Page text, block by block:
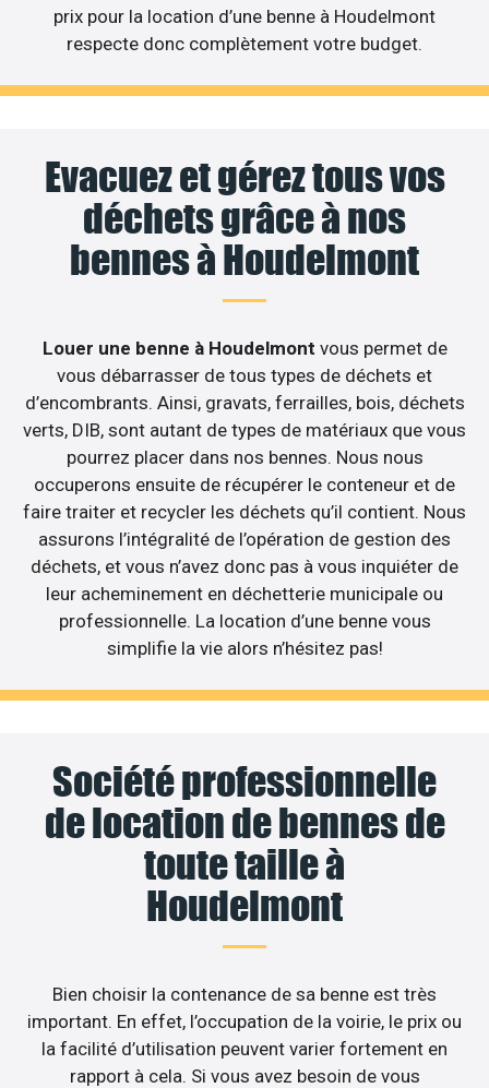
prix pour la location d’une benne à Houdelmont
respecte donc complètement votre budget.
Evacuez et gérez tous vos
déchets grâce à nos
bennes à Houdelmont
Louer une benne à Houdelmont vous permet de
vous débarrasser de tous types de déchets et
d’encombrants. Ainsi, gravats, ferrailles, bois, déchets
verts, DIB, sont autant de types de matériaux que vous
pourrez placer dans nos bennes. Nous nous
occuperons ensuite de récupérer le conteneur et de
faire traiter et recycler les déchets qu’il contient. Nous
assurons l’intégralité de l’opération de gestion des
déchets, et vous n’avez donc pas à vous inquiéter de
leur acheminement en déchetterie municipale ou
professionnelle. La location d’une benne vous
simplifie la vie alors n’hésitez pas!
Société professionnelle
de location de bennes de
toute taille à
Houdelmont
Bien choisir la contenance de sa benne est très
important. En effet, l’occupation de la voirie, le prix ou
la facilité d’utilisation peuvent varier fortement en
rapport à cela. Si vous avez besoin de vous